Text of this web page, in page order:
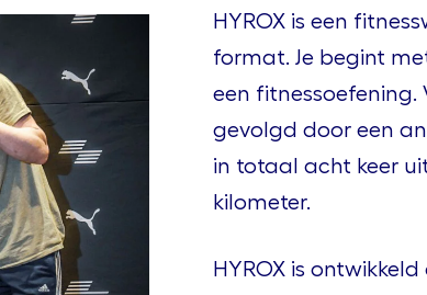
HYROX is een
format. Je begint
een fitnessoefening.
gevolgd door een
in totaal acht keer
kilometer.
HYROX is